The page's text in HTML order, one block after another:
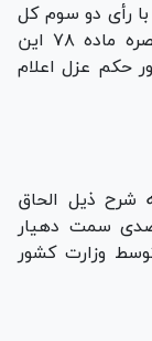
با رأی دو سوم کل
اعضای شورای اسلامی روستا بر اساس تبصره ماده ۷۸ این
حکم عزل اعلام
ماده ۷۶ قانون به شرح ذیل الحاق
سمت دهیار
جمعیت توسط وزارت کشور